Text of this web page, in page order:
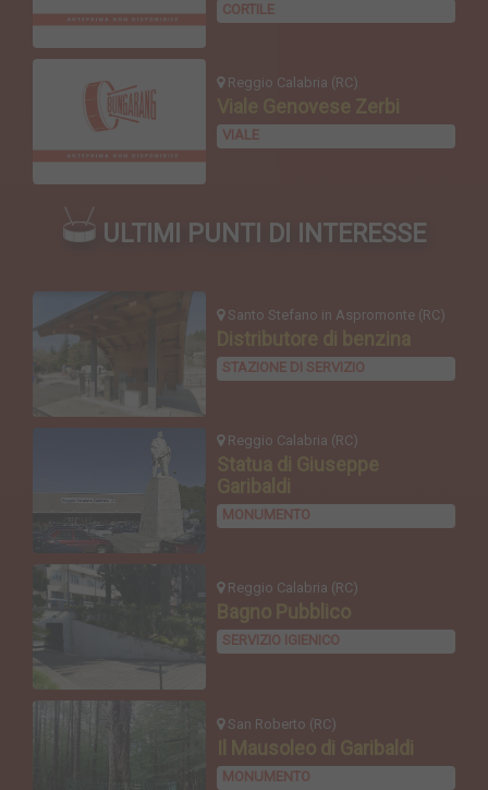
CORTILE
Reggio Calabria (RC)
Viale Genovese Zerbi
VIALE
ULTIMI PUNTI DI INTERESSE
Santo Stefano in Aspromonte (RC)
Distributore di benzina
STAZIONE DI SERVIZIO
Reggio Calabria (RC)
Statua di Giuseppe
Garibaldi
MONUMENTO
Reggio Calabria (RC)
Bagno Pubblico
SERVIZIO IGIENICO
San Roberto (RC)
Il Mausoleo di Garibaldi
MONUMENTO